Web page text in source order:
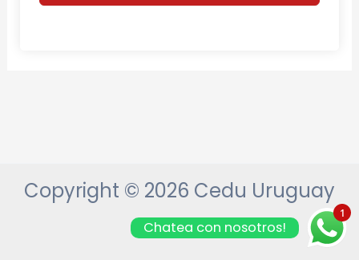
Copyright © 2026 Cedu Uruguay
1
Chatea con nosotros!